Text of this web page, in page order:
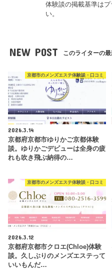
体験談の掲載基準は
い。
NEW POST このライターの
京都市のメンズエステ体験談・口コミ
2026.3.14
京都府京都市ゆりかご京都体験
談。ゆりかごデビューは全身の疲
れも吹き飛ぶ納得の…
京都市のメンズエステ体験談・口コミ
2026.3.12
京都府京都市クロエ(Chloe)体験
談。久しぶりのメンズエステって
いいもんだ…